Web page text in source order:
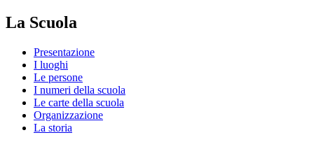
La Scuola
Presentazione
I luoghi
Le persone
I numeri della scuola
Le carte della scuola
Organizzazione
La storia